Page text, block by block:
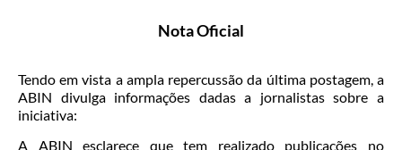
Nota Oficial
Tendo em vista a ampla repercussão da última postagem, a
ABIN divulga informações dadas a jornalistas sobre a
iniciativa:
A ABIN esclarece que tem realizado publicações no